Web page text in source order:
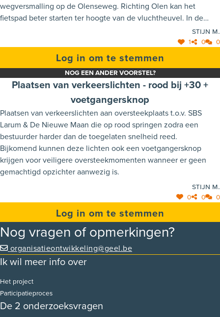
wegversmalling op de Olenseweg. Richting Olen kan het
fietspad beter starten ter hoogte van de vluchtheuvel. In de
omgekeerde richting, richting Larum, kan deze ook beter
starten aan de vluchtheuvel. Vervolgens ook een stuk van de
wegversmalling en aan de rand van de stoep onderbreken
zodoende de fietsers vanaf de rijbaan tussen kunnen rijden en
niet na de wegversmalling zich plots in het verkeer moeten
mengen.
Stijn M.
1 0 0
Log in om te stemmen
NOG EEN ANDER VOORSTEL?
Plaatsen van verkeerslichten - rood bij +30 +
voetgangersknop
Plaatsen van verkeerslichten aan oversteekplaats t.o.v. SBS
Larum & De Nieuwe Maan die op rood springen zodra een
bestuurder harder dan de toegelaten snelheid reed.
Bijkomend kunnen deze lichten ook een voetgangersknop
krijgen voor veiligere oversteekmomenten wanneer er geen
gemachtigd opzichter aanwezig is.
Stijn M.
0 0 0
Log in om te stemmen
Nog vragen of opmerkingen?
organisatieontwikkeling@geel.be
Ik wil meer info over
Het project
Participatieproces
De 2 onderzoeksvragen